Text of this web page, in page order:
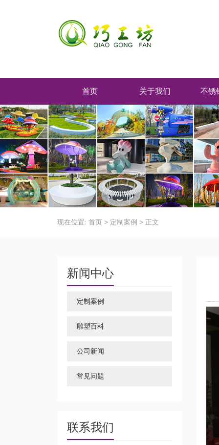
首页 关于我们 不锈
现在位置: 首页 > 定制案例 > 正文
新闻中心
定制案例
雕塑百科
公司新闻
常见问题
联系我们